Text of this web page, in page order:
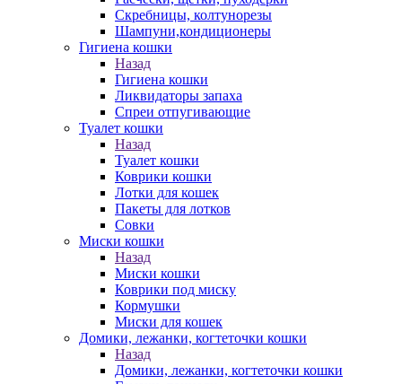
Скребницы, колтунорезы
Шампуни,кондиционеры
Гигиена кошки
Назад
Гигиена кошки
Ликвидаторы запаха
Спреи отпугивающие
Туалет кошки
Назад
Туалет кошки
Коврики кошки
Лотки для кошек
Пакеты для лотков
Совки
Миски кошки
Назад
Миски кошки
Коврики под миску
Кормушки
Миски для кошек
Домики, лежанки, когтеточки кошки
Назад
Домики, лежанки, когтеточки кошки